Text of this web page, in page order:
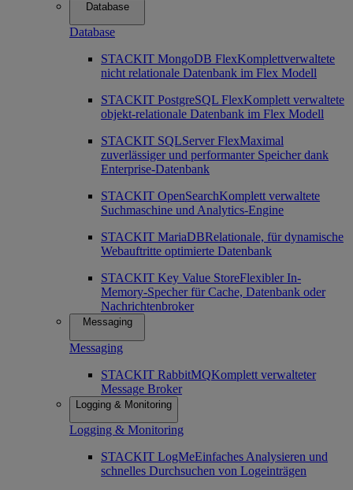
Database
Database
STACKIT MongoDB FlexKomplettverwaltete
nicht relationale Datenbank im Flex Modell
STACKIT PostgreSQL FlexKomplett verwaltete
objekt-relationale Datenbank im Flex Modell
STACKIT SQLServer FlexMaximal
zuverlässiger und performanter Speicher dank
Enterprise-Datenbank
STACKIT OpenSearchKomplett verwaltete
Suchmaschine und Analytics-Engine
STACKIT MariaDBRelationale, für dynamische
Webauftritte optimierte Datenbank
STACKIT Key Value StoreFlexibler In-
Memory-Specher für Cache, Datenbank oder
Nachrichtenbroker
Messaging
Messaging
STACKIT RabbitMQKomplett verwalteter
Message Broker
Logging & Monitoring
Logging & Monitoring
STACKIT LogMeEinfaches Analysieren und
schnelles Durchsuchen von Logeinträgen